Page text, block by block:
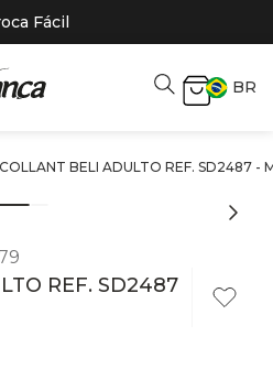
Fácil
BR
COLLANT BELI ADULTO REF. SD2487 -
REF. SD2487